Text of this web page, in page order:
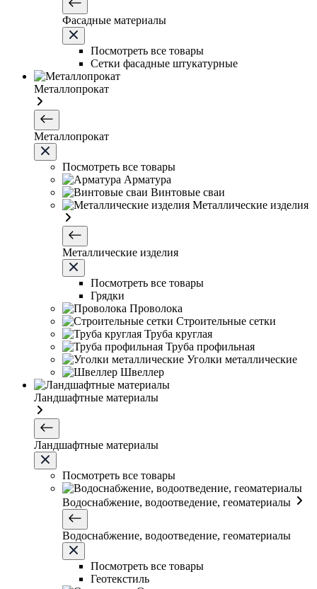
Фасадные материалы
Посмотреть все товары
Сетки фасадные штукатурные
Металлопрокат
Металлопрокат
Посмотреть все товары
Арматура
Винтовые сваи
Металлические изделия
Металлические изделия
Посмотреть все товары
Грядки
Проволока
Строительные сетки
Труба круглая
Труба профильная
Уголки металлические
Швеллер
Ландшафтные материалы
Ландшафтные материалы
Посмотреть все товары
Водоснабжение, водоотведение, геоматериалы
Водоснабжение, водоотведение, геоматериалы
Посмотреть все товары
Геотекстиль